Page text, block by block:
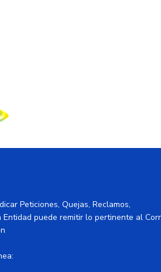
Peticiones, Quejas, Reclamos,
puede remitir lo pertinente al